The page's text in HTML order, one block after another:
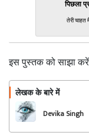
पिछला
तेरी चाहत
इस पुस्तक को साझा
लेखक के बारे में
Devika Singh